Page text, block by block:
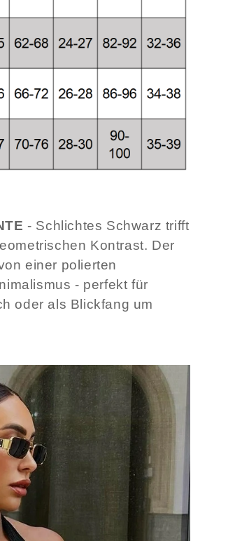
- Schlichtes Schwarz trifft
Kontrast. Der
einer polierten
- perfekt für
oder als Blickfang um